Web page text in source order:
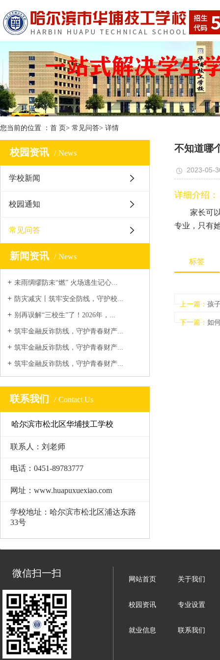
您当前的位置 ： 首 页> 常见问答> 详情
校园资讯 News
学校新闻
校园通知
常见问答
新闻资讯 News
未雨绸缪防未“燃” 火场逃生记心...
防灾减灾丨筑牢安全防线，守护校...
别再误解“三校生”了！2026年，...
筑牢金融反诈防线，守护青春财产...
筑牢金融反诈防线，守护青春财产...
筑牢金融反诈防线，守护青春财产...
联系我们 Contact Us
哈尔滨市松北区华埔技工学校
联系人：刘老师
电话：0451-89783777
网址：www.huapuxuexiao.com
学校地址：哈尔滨市松北区浦达东路
33号
不知道哪
2023-05-
详细介绍：
家长可以
专业，只有
标签
上一篇： 孩
下一篇： 如
微信扫一扫
网站首页 关于我们
校园资讯 专业设置
就业信息 联系我们